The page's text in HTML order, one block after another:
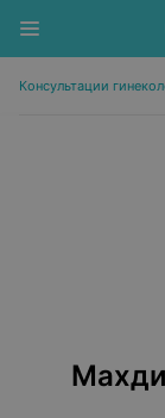
Консультации